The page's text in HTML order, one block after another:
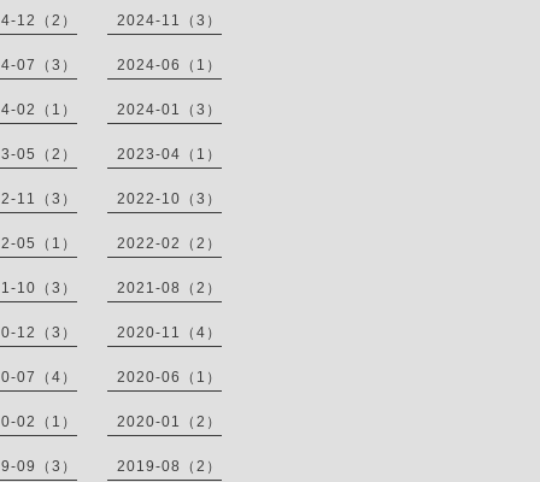
12（2） 2024-11（3）
07（3） 2024-06（1）
02（1） 2024-01（3）
05（2） 2023-04（1）
11（3） 2022-10（3）
05（1） 2022-02（2）
10（3） 2021-08（2）
12（3） 2020-11（4）
07（4） 2020-06（1）
02（1） 2020-01（2）
09（3） 2019-08（2）